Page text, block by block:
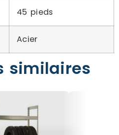
45 pieds
Acier
similaires